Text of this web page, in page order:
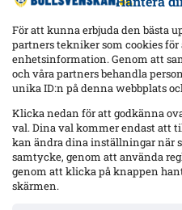
För att kunna erbjuda den bästa
partners tekniker som cookies
enhetsinformation. Genom att
och våra partners behandla
unika ID:n på denna webbplats
Klicka nedan för att godkänna
val. Dina val kommer endast att
kan ändra dina inställningar när
samtycke, genom att använda
genom att klicka på knappen
skärmen.
och startaktuell
Officiellt: Djurgården